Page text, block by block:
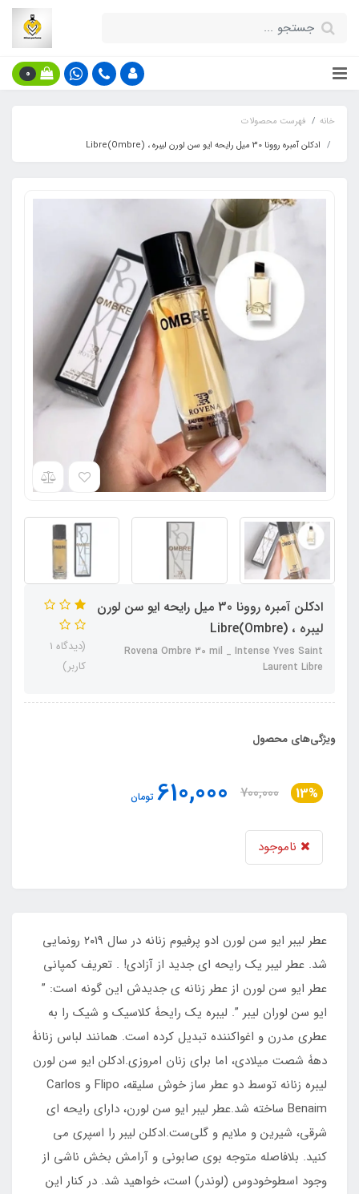
0
خانه
فهرست محصولات
ادکلن آمبره روونا 30 میل رایحه ایو سن لورن لیبره ، (Ombre)Libre
ادکلن آمبره روونا 30 میل رایحه ایو سن لورن
لیبره ، (Ombre)Libre
Rovena Ombre 30 mil _ Intense Yves Saint
Laurent Libre
(دیدگاه 1
کاربر)
ویژگی‌های محصول
13%
700,000
610,000 تومان
ناموجود
عطر لیبر ایو سن لورن ادو پرفیوم زنانه در سال ۲۰۱۹ رونمایی
شد. عطر لیبر یک رایحه ای جدید از آزادی! . تعریف کمپانی
عطر ایو سن لورن از عطر زنانه ی جدیدش این گونه است: ”
ایو سن لوران لیبر ”. لیبره یک رایحۀ کلاسیک و شیک را به
عطری مدرن و اغواکننده تبدیل کرده است. همانند لباس زنانۀ
دهۀ شصت میلادی، اما برای زنان امروزی.ادکلن ایو سن لورن
لیبره زنانه توسط دو عطر ساز خوش سلیقه، Flipo و Carlos
Benaim ساخته شد.عطر لیبر ایو سن لورن، دارای رایحه ای
شرقی، شیرین و ملایم و گلی‌ست.ادکلن لیبر را اسپری می
کنید. بلافاصله متوجه بوی صابونی و آرامش بخش ناشی از
وجود اسطوخودوس (لوندر) است، خواهید شد. در کنار این